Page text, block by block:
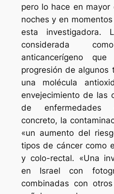
pero lo hace en
noches y en
esta investigadora.
considerada
anticancerígeno
progresión de algunos
una molécula
envejecimiento de las
de enfermedades
concreto, la
«un aumento del
tipos de cáncer como
y colo-rectal. «Una
en Israel con
combinadas con